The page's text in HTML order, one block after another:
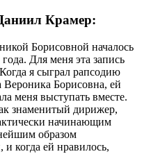
Крамер:
Борисовной началось
Для меня эта запись
я сыграл рапсодию
Борисовна, ей
меня выступать вместе.
знаменитый дирижер,
начинающим
образом
когда ей нравилось,